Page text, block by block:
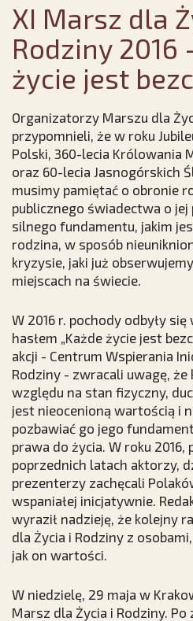
XI Marsz dla
Rodziny 2016
życie jest
Organizatorzy Marszu dla
przypomnieli, że w roku
Polski, 360-lecia Królowania
oraz 60-lecia Jasnogórskich
musimy pamiętać o obronie
publicznego świadectwa o jej
silnego fundamentu, jakim
rodzina, w sposób
kryzysie, jaki już
miejscach na świecie.
W 2016 r. pochody odbyły
hasłem „Każde życie jest
akcji - Centrum Wspierania
Rodziny - zwracali uwagę, że
względu na stan fizyczny,
jest nieocenioną wartością i
pozbawiać go jego
prawa do życia. W roku 2016,
poprzednich latach aktorzy,
prezenterzy zachęcali
wspaniałej inicjatywnie.
wyraził nadzieję, że kolejny
dla Życia i Rodziny z
jak on wartości.
W niedzielę, 29 maja w
Marsz dla Życia i Rodziny.